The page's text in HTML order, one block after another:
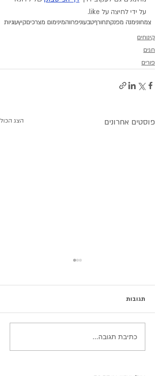
על ידי לחיצה על like.
צמחונימנה מפנקתחורףטבעוניפרווהמינימום מצרכיםקיץעוגיות
קינוחים
חגים
פורים
פוסטים אחרונים הצג הכול
עוגיות סנדוויץ' לב ריבה
תגובות
כתיבת תגובה...